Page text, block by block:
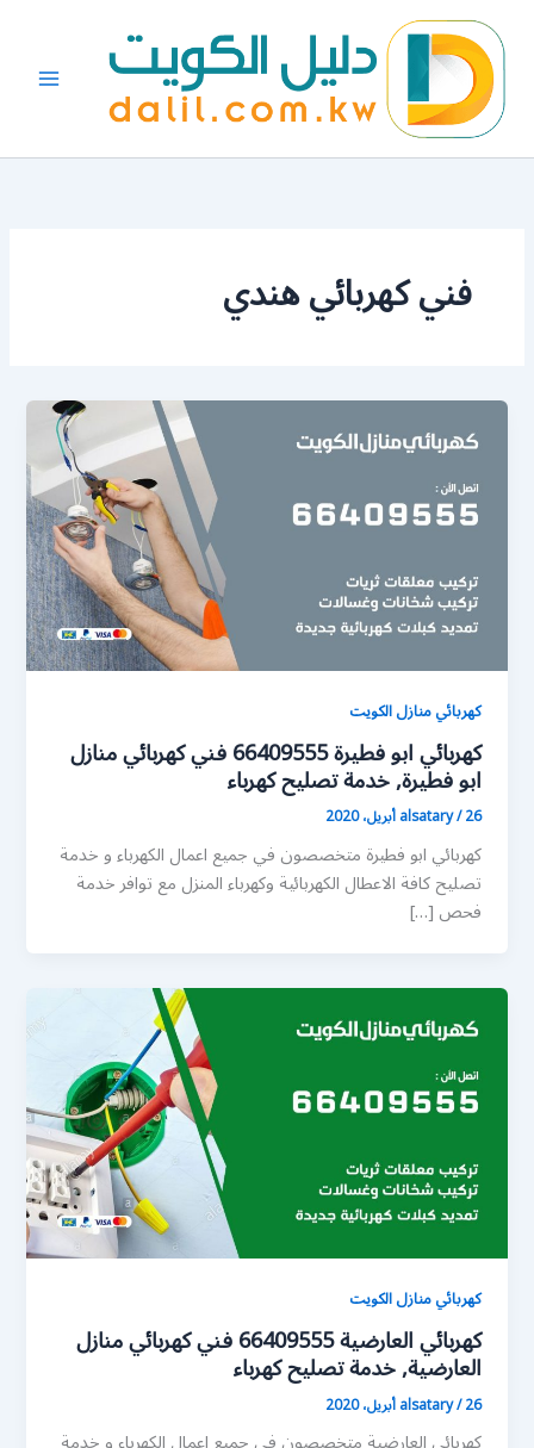
المحتوى
فني كهربائي هندي
كهربائي منازل الكويت
كهربائي ابو فطيرة 66409555 فني كهربائي منازل
ابو فطيرة, خدمة تصليح كهرباء
alsatary/26 أبريل، 2020
كهربائي ابو فطيرة متخصصون في جميع اعمال الكهرباء و خدمة
تصليح كافة الاعطال الكهربائية وكهرباء المنزل مع توافر خدمة
فحص […]
كهربائي منازل الكويت
كهربائي العارضية 66409555 فني كهربائي منازل
العارضية, خدمة تصليح كهرباء
alsatary/26 أبريل، 2020